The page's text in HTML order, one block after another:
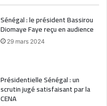
Sénégal : le président Bassirou
Diomaye Faye reçu en audience
29 mars 2024
Présidentielle Sénégal : un
scrutin jugé satisfaisant par la
CENA